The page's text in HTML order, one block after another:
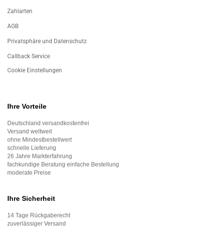
Zahlarten
AGB
Privatsphäre und Datenschutz
Callback Service
Cookie Einstellungen
Ihre Vorteile
Deutschland versandkostenfrei
Versand weltweit
ohne Mindestbestellwert
schnelle Lieferung
26 Jahre Markterfahrung
fachkundige Beratung einfache Bestellung
moderate Preise
Ihre Sicherheit
14 Tage Rückgaberecht
zuverlässiger Versand